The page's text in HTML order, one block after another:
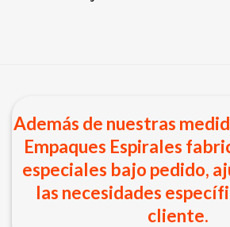
Además de nuestras
Empaques Espirales
especiales bajo pedido,
las necesidades
cliente.